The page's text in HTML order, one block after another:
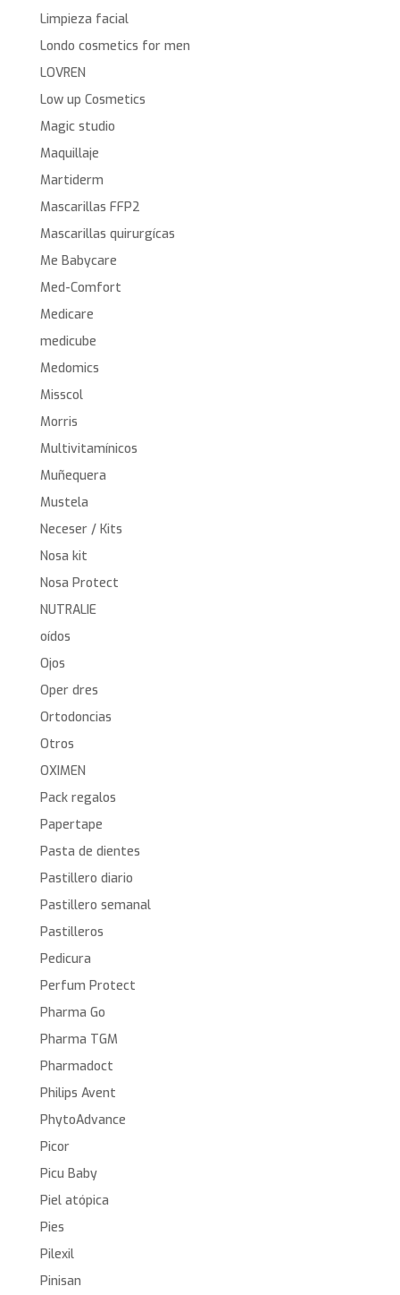
Limpieza facial
Londo cosmetics for men
LOVREN
Low up Cosmetics
Magic studio
Maquillaje
Martiderm
Mascarillas FFP2
Mascarillas quirurgícas
Me Babycare
Med-Comfort
Medicare
medicube
Medomics
Misscol
Morris
Multivitamínicos
Muñequera
Mustela
Neceser / Kits
Nosa kit
Nosa Protect
NUTRALIE
oídos
Ojos
Oper dres
Ortodoncias
Otros
OXIMEN
Pack regalos
Papertape
Pasta de dientes
Pastillero diario
Pastillero semanal
Pastilleros
Pedicura
Perfum Protect
Pharma Go
Pharma TGM
Pharmadoct
Philips Avent
PhytoAdvance
Picor
Picu Baby
Piel atópica
Pies
Pilexil
Pinisan